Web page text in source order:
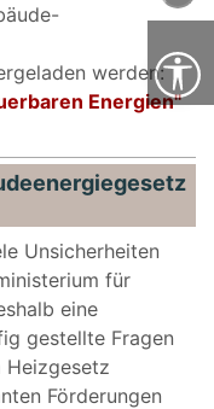
werden:
Energien"
Unsicherheiten
für
eine
gestellte Fragen
Heizgesetz
Förderungen